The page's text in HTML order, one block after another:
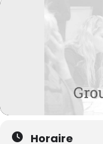
Horaire